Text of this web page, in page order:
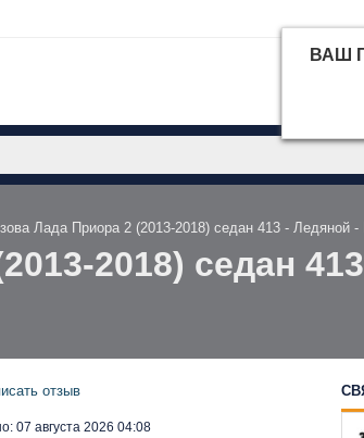
ВАШ
Лада Приора 2 (2013-2018) седан 413 - Ледяной -
2018) седан
07 августа 2026 04:08
отзыв